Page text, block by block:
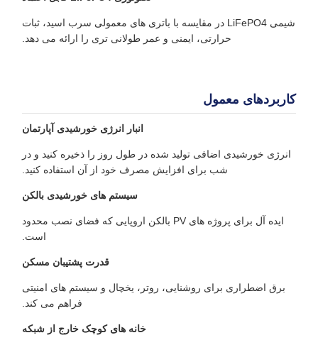
شیمی LiFePO4 در مقایسه با باتری های معمولی سرب اسید، ثبات
حرارتی، ایمنی و عمر طولانی تری را ارائه می دهد.
کاربردهای معمول
انبار انرژی خورشیدی آپارتمان
انرژی خورشیدی اضافی تولید شده در طول روز را ذخیره کنید و در
شب برای افزایش مصرف خود از آن استفاده کنید.
سیستم های خورشیدی بالکن
ایده آل برای پروژه های PV بالکن اروپایی که فضای نصب محدود
است.
قدرت پشتیبان مسکن
برق اضطراری برای روشنایی، روتر، یخچال و سیستم های امنیتی
فراهم می کند.
خانه های کوچک خارج از شبکه